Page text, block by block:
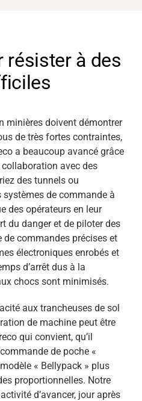
résister à des
minières doivent démontrer
de très fortes contraintes,
a beaucoup avancé grâce
collaboration avec des
des tunnels ou
de commande à
des opérateurs en leur
du danger et de piloter des
de commandes précises et
électroniques enrobés et
d’arrêt dus à la
chocs sont minimisés.
aux trancheuses de sol
de machine peut être
qui convient, qu’il
de poche «
« Bellypack » plus
proportionnelles. Notre
d’avancer, jour après